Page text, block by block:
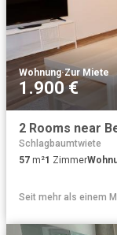
Wohnung·Zur Miete
1.900 €
2 Rooms near
Schlagbaumtwiete
57 m²1 Zimmer
Seit mehr als einem